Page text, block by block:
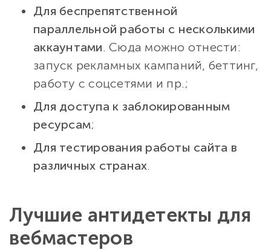
Для беспрепятственной
параллельной работы с несколькими
аккаунтами. Сюда можно отнести:
запуск рекламных кампаний, беттинг,
работу с соцсетями и пр.;
Для доступа к заблокированным
ресурсам;
Для тестирования работы сайта в
различных странах.
Лучшие антидетекты для
вебмастеров